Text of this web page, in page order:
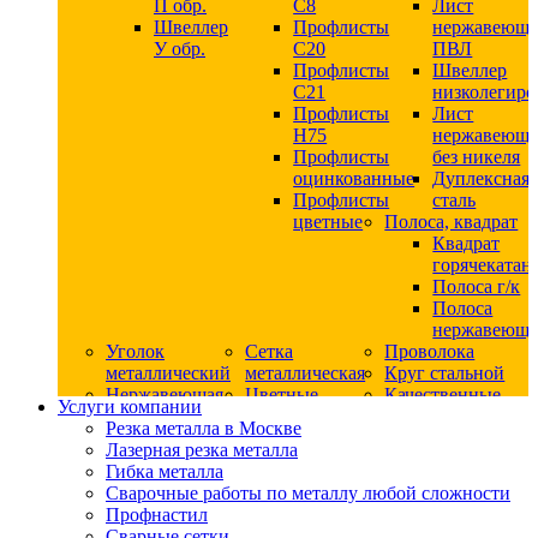
П обр.
Швеллер
У обр.
С8
Профлисты
С20
Профлисты
C21
Профлисты
Н75
Профлисты
оцинкованные
Профлисты
цветные
Лист
ПВЛ
Швеллер
Лист
без никеля
Дуплексная
сталь
Полоса, квадрат
Квадрат
Полоса г/к
Полоса
Уголок
металлический
Сетка
металлическая
Проволока
Круг стальной
Нержавеющая
сталь
Квадрат
нержавеющий
никельсодержащий
Круг
нержавеющий
Цветные
Шестигранник
дюралевый
дюралевый
Качественные
Услуги компании
Резка металла в Москве
Лазерная резка металла
Гибка металла
Сварочные работы по металлу любой сложности
Профнастил